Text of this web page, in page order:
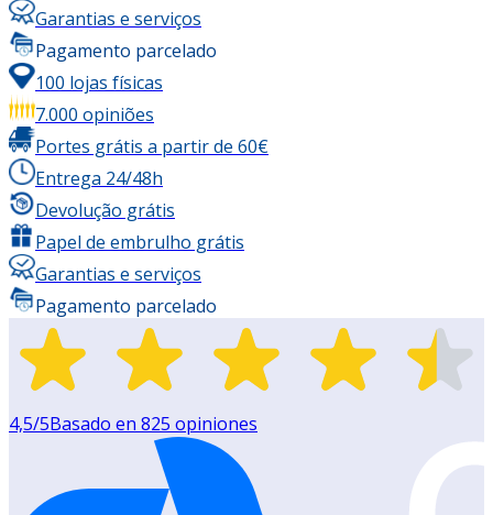
Garantias e serviços
Pagamento parcelado
100 lojas físicas
7.000 opiniões
Portes grátis a partir de 60€
Entrega 24/48h
Devolução grátis
Papel de embrulho grátis
Garantias e serviços
Pagamento parcelado
4,5/5Basado en 825 opiniones